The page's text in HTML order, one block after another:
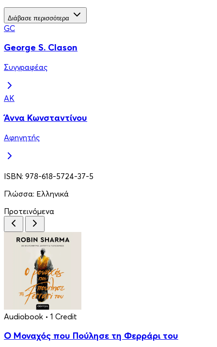
Διάβασε περισσότερα
GC
George S. Clason
Συγγραφέας
ΆΚ
Άννα Κωνσταντίνου
Αφηγητής
ISBN: 978-618-5724-37-5
Γλώσσα: Ελληνικά
Προτεινόμενα
Audiobook • 1 Credit
Ο Μοναχός που Πούλησε τη Φερράρι του